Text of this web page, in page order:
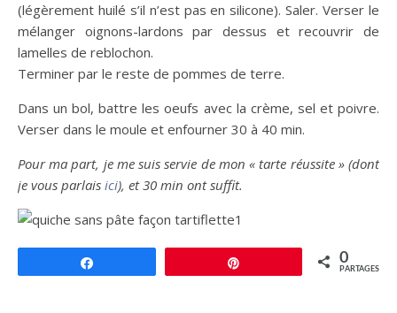
(légèrement huilé s’il n’est pas en silicone). Saler. Verser le
mélanger oignons-lardons par dessus et recouvrir de
lamelles de reblochon.
Terminer par le reste de pommes de terre.
Dans un bol, battre les oeufs avec la crème, sel et poivre.
Verser dans le moule et enfourner 30 à 40 min.
Pour ma part, je me suis servie de mon « tarte réussite » (dont
je vous parlais ici), et 30 min ont suffit.
0
PARTAGES